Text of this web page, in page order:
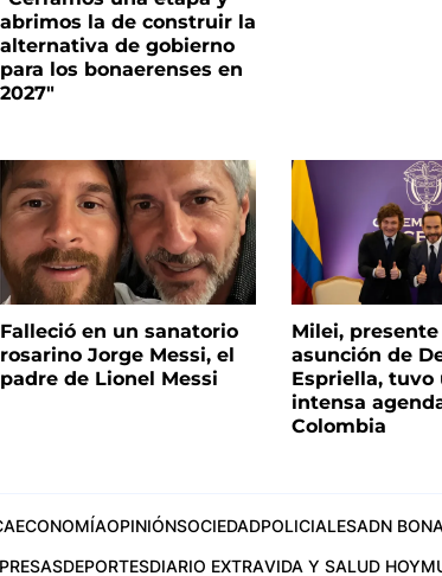
abrimos la de construir la
alternativa de gobierno
para los bonaerenses en
2027"
Falleció en un sanatorio
rosarino Jorge Messi, el
padre de Lionel Messi
Milei,
asunción de
Espriella, tuvo
intensa
Colombia
ECONOMÍAOPINIÓNSOCIEDADPOLICIALESADN
DEPORTESDIARIO EXTRAVIDA Y SALUD HOY